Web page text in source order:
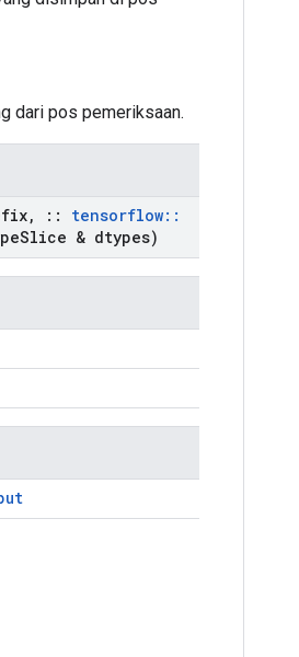
dari pos pemeriksaan.
, :: tensorflow::
Slice & dtypes)